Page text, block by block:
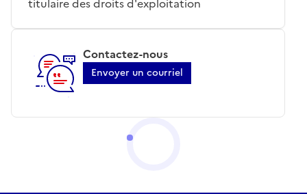
Contactez-nous
Envoyer un courriel